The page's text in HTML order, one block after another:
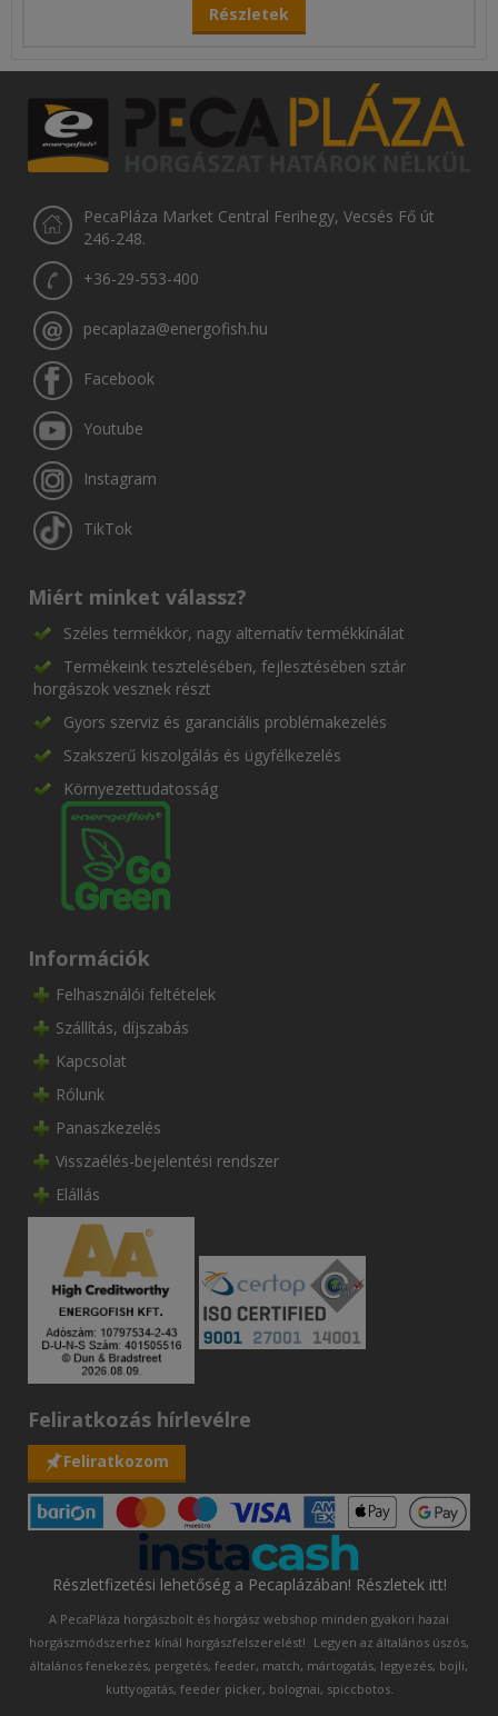
Részletek
PecaPláza Market Central Ferihegy, Vecsés Fő út
246-248.
+36-29-553-400
pecaplaza@energofish.hu
Facebook
Youtube
Instagram
TikTok
Miért minket válassz?
Széles termékkör, nagy alternatív termékkínálat
Termékeink tesztelésében, fejlesztésében sztár
horgászok vesznek részt
Gyors szerviz és garanciális problémakezelés
Szakszerű kiszolgálás és ügyfélkezelés
Környezettudatosság
Információk
Felhasználói feltételek
Szállítás, díjszabás
Kapcsolat
Rólunk
Panaszkezelés
Visszaélés-bejelentési rendszer
Elállás
Feliratkozás hírlevélre
Feliratkozom
Részletfizetési lehetőség a Pecaplázában! Részletek itt!
A PecaPláza horgászbolt és horgász webshop minden gyakori hazai
horgászmódszerhez kínál horgászfelszerelést! Legyen az általános úszós,
általános fenekezés, pergetés, feeder, match, mártogatás, legyezés, bojli,
kuttyogatás, feeder picker, bolognai, spiccbotos.